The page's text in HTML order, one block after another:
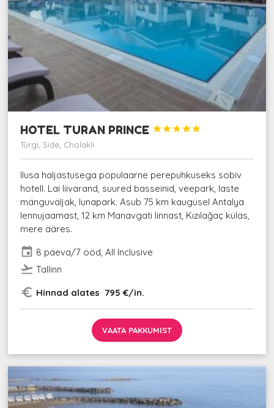
HOTEL TURAN PRINCE 




Türgi, Side, Cholakli
Ilusa haljastusega populaarne perepuhkuseks sobiv
hotell. Lai liivarand, suured basseinid, veepark, laste
mänguväljak, lunapark. Asub 75 km kaugusel Antalya
lennujaamast, 12 km Manavgati linnast, Kızılağaç külas,
mere ääres.
event 8 päeva/7 ööd, All Inclusive
flight_takeoff Tallinn
euro_symbol Hinnad alates 795 €/in.
VAATA PAKKUMIST